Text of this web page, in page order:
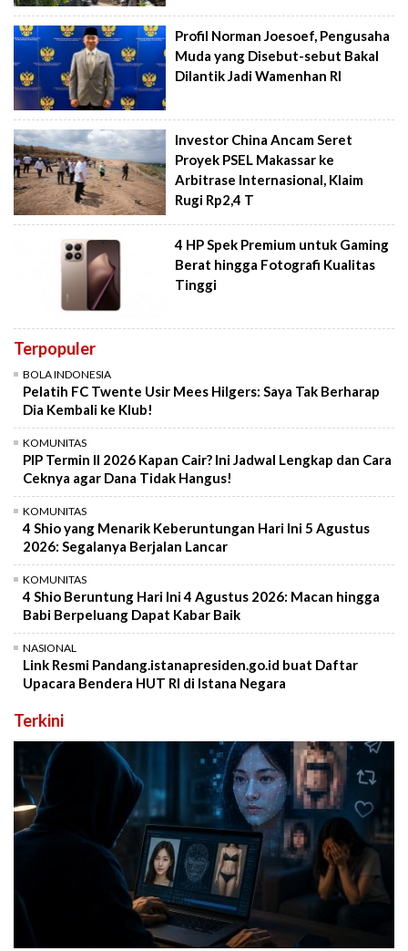
Profil Norman Joesoef, Pengusaha
Muda yang Disebut-sebut Bakal
Dilantik Jadi Wamenhan RI
Investor China Ancam Seret
Proyek PSEL Makassar ke
Arbitrase Internasional, Klaim
Rugi Rp2,4 T
4 HP Spek Premium untuk Gaming
Berat hingga Fotografi Kualitas
Tinggi
Terpopuler
BOLA INDONESIA
Pelatih FC Twente Usir Mees Hilgers: Saya Tak Berharap
Dia Kembali ke Klub!
KOMUNITAS
PIP Termin II 2026 Kapan Cair? Ini Jadwal Lengkap dan Cara
Ceknya agar Dana Tidak Hangus!
KOMUNITAS
4 Shio yang Menarik Keberuntungan Hari Ini 5 Agustus
2026: Segalanya Berjalan Lancar
KOMUNITAS
4 Shio Beruntung Hari Ini 4 Agustus 2026: Macan hingga
Babi Berpeluang Dapat Kabar Baik
NASIONAL
Link Resmi Pandang.istanapresiden.go.id buat Daftar
Upacara Bendera HUT RI di Istana Negara
Terkini